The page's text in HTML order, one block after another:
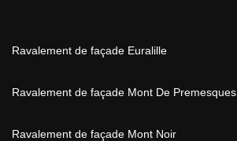
Ravalement de façade Euralille
Ravalement de façade Mont De Premesques
Ravalement de façade Mont Noir